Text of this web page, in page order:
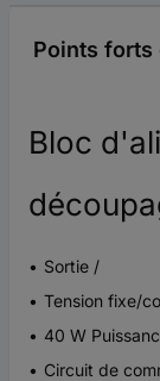
Points forts
Bloc
Sortie /
Tension fixe/
40 W
Circuit de